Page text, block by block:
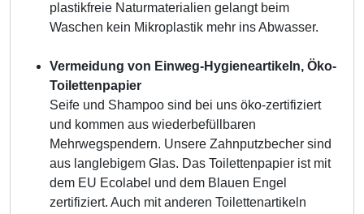
plastikfreie Naturmaterialien gelangt beim
Waschen kein Mikroplastik mehr ins Abwasser.
Vermeidung von Einweg-Hygieneartikeln, Öko-
Toilettenpapier
Seife und Shampoo sind bei uns öko-zertifiziert
und kommen aus wiederbefüllbaren
Mehrwegspendern. Unsere Zahnputzbecher sind
aus langlebigem Glas. Das Toilettenpapier ist mit
dem EU Ecolabel und dem Blauen Engel
zertifiziert. Auch mit anderen Toilettenartikeln